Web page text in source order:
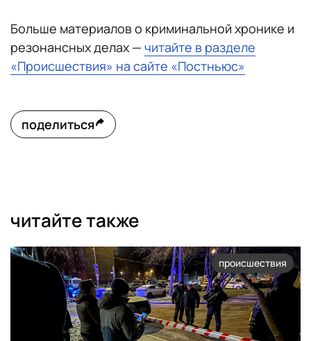
Больше материалов о криминальной хронике и
резонансных делах — читайте в разделе
«Происшествия» на сайте «Постньюс»
поделиться
читайте также
происшествия